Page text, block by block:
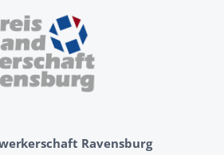
Ravensburg